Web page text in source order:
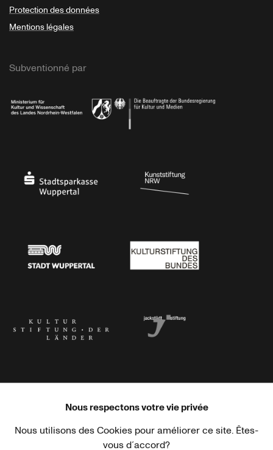
Protection des données
Mentions légales
Subventionné par
Haus der Kulturen der Welt Goethe-Institut
Nous respectons votre vie privée
Nous utilisons des Cookies pour améliorer ce site. Êtes-
vous d´accord?